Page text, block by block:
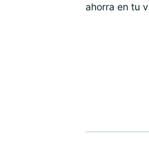
ahorra en tu